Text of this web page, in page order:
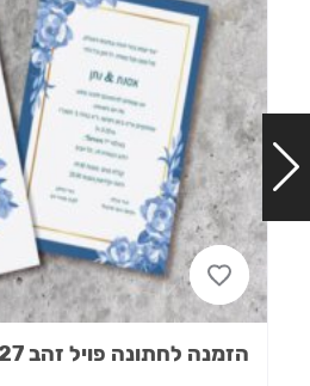
הזמנה לחתונה פויל זהב L27